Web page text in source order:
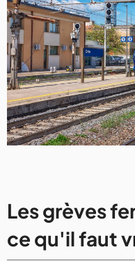
Les grèves
ce qu'il faut